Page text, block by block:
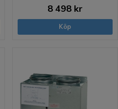
8 498 kr
Köp